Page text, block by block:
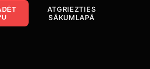
ATGRIEZTIES
SĀKUMLAPĀ